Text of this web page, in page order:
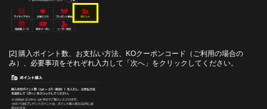
[2] 購入ポイント数、お支払い方法、KOクーポンコード（ご利用の場合の
み）、必要事項をそれぞれ入力して「次へ」をクリックしてください。